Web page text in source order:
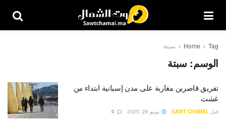
Home Tag سبتة
الوسم: سبتة
تفريق قاصرين مغاربة على مدن إسبانية ابتداء من
غشت
قبل SAWT CHAMAL يونيو 28, 2025